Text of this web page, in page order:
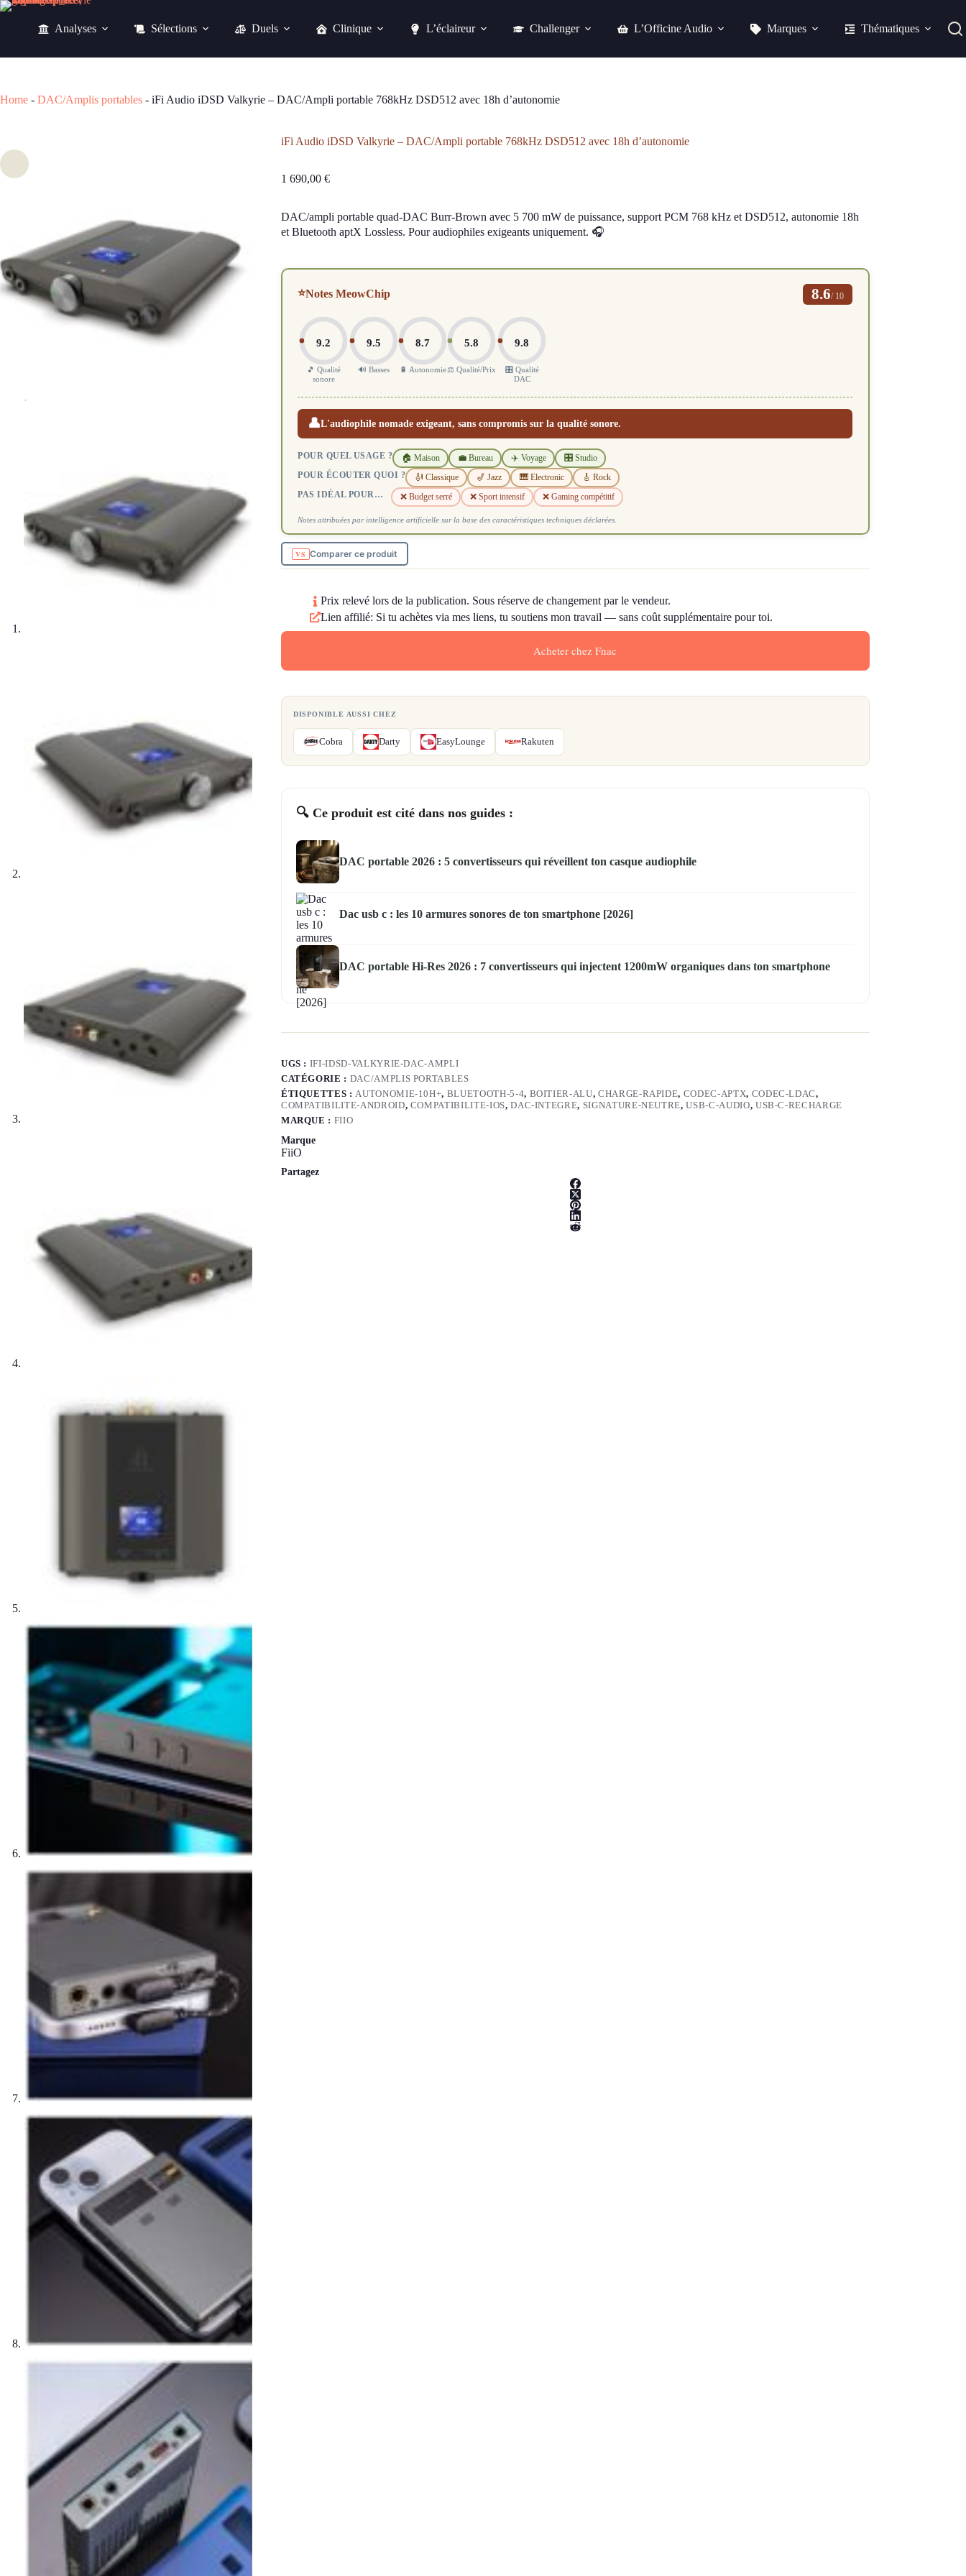
Passer
Analyses Sélections Duels Clinique L’éclaireur Challenger L’Officine Audio Marques Thématiques
Home - DAC/Amplis portables - iFi Audio iDSD Valkyrie – DAC/Ampli portable 768kHz DSD512 avec 18h d’autonomie
iFi Audio iDSD Valkyrie – DAC/Ampli portable 768kHz DSD512 avec 18h d’autonomie
1 690,00 €
DAC/ampli portable quad-DAC Burr-Brown avec 5 700 mW de puissance, support PCM 768 kHz et DSD512, autonomie 18h
et Bluetooth aptX Lossless. Pour audiophiles exigeants uniquement. 🎧
⭐Notes MeowChip 8.6/ 10
9.2
🎵 Qualité
sonore
9.5
🔊 Basses
8.7
🔋 Autonomie
5.8
⚖️ Qualité/Prix
9.8
🎛️ Qualité
DAC
👤L'audiophile nomade exigeant, sans compromis sur la qualité sonore.
POUR QUEL USAGE ? 🏠 Maison 💼 Bureau ✈️ Voyage 🎛️ Studio
POUR ÉCOUTER QUOI ? 🎻 Classique 🎷 Jazz 🎹 Electronic 🎸 Rock
PAS IDÉAL POUR… ❌ Budget serré ❌ Sport intensif ❌ Gaming compétitif
Notes attribuées par intelligence artificielle sur la base des caractéristiques techniques déclarées.
Comparer ce produit
Prix relevé lors de la publication. Sous réserve de changement par le vendeur.
Lien affilié: Si tu achètes via mes liens, tu soutiens mon travail — sans coût supplémentaire pour toi.
Acheter chez Fnac
DISPONIBLE AUSSI CHEZ
Cobra Darty EasyLounge Rakuten
🔍 Ce produit est cité dans nos guides :
DAC portable 2026 : 5 convertisseurs qui réveillent ton casque audiophile
Dac usb c : les 10 armures sonores de ton smartphone [2026]
DAC portable Hi-Res 2026 : 7 convertisseurs qui injectent 1200mW organiques dans ton smartphone
UGS : IFI-IDSD-VALKYRIE-DAC-AMPLI
CATÉGORIE : DAC/AMPLIS PORTABLES
ÉTIQUETTES : AUTONOMIE-10H+, BLUETOOTH-5-4, BOITIER-ALU, CHARGE-RAPIDE, CODEC-APTX, CODEC-LDAC,
COMPATIBILITE-ANDROID, COMPATIBILITE-IOS,DAC-INTEGRE, SIGNATURE-NEUTRE,USB-C-AUDIO, USB-C-RECHARGE
MARQUE : FIIO
Marque
FiiO
Partagez